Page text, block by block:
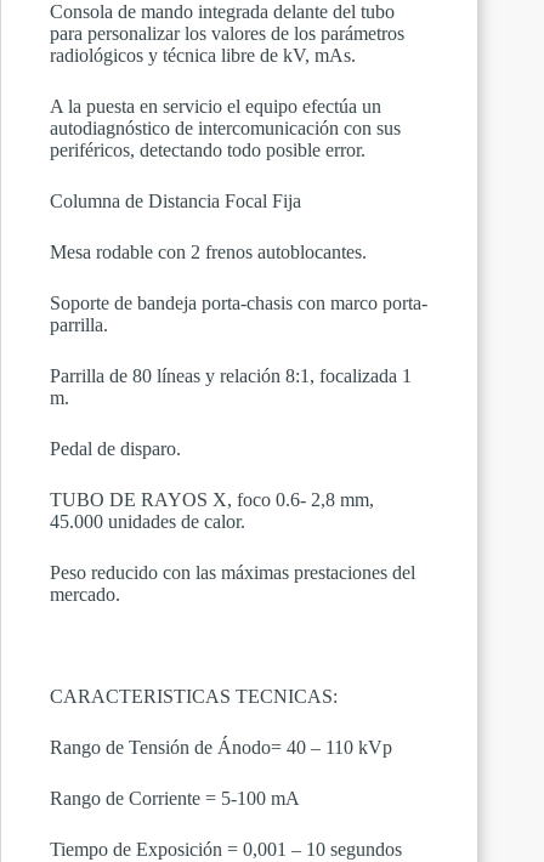
Consola de mando integrada delante del tubo
para personalizar los valores de los parámetros
radiológicos y técnica libre de kV, mAs.
A la puesta en servicio el equipo efectúa un
autodiagnóstico de intercomunicación con sus
periféricos, detectando todo posible error.
Columna de Distancia Focal Fija
Mesa rodable con 2 frenos autoblocantes.
Soporte de bandeja porta-chasis con marco porta-
parrilla.
Parrilla de 80 líneas y relación 8:1, focalizada 1
m.
Pedal de disparo.
TUBO DE RAYOS X, foco 0.6- 2,8 mm,
45.000 unidades de calor.
Peso reducido con las máximas prestaciones del
mercado.
CARACTERISTICAS TECNICAS:
Rango de Tensión de Ánodo= 40 – 110 kVp
Rango de Corriente = 5-100 mA
Tiempo de Exposición = 0,001 – 10 segundos